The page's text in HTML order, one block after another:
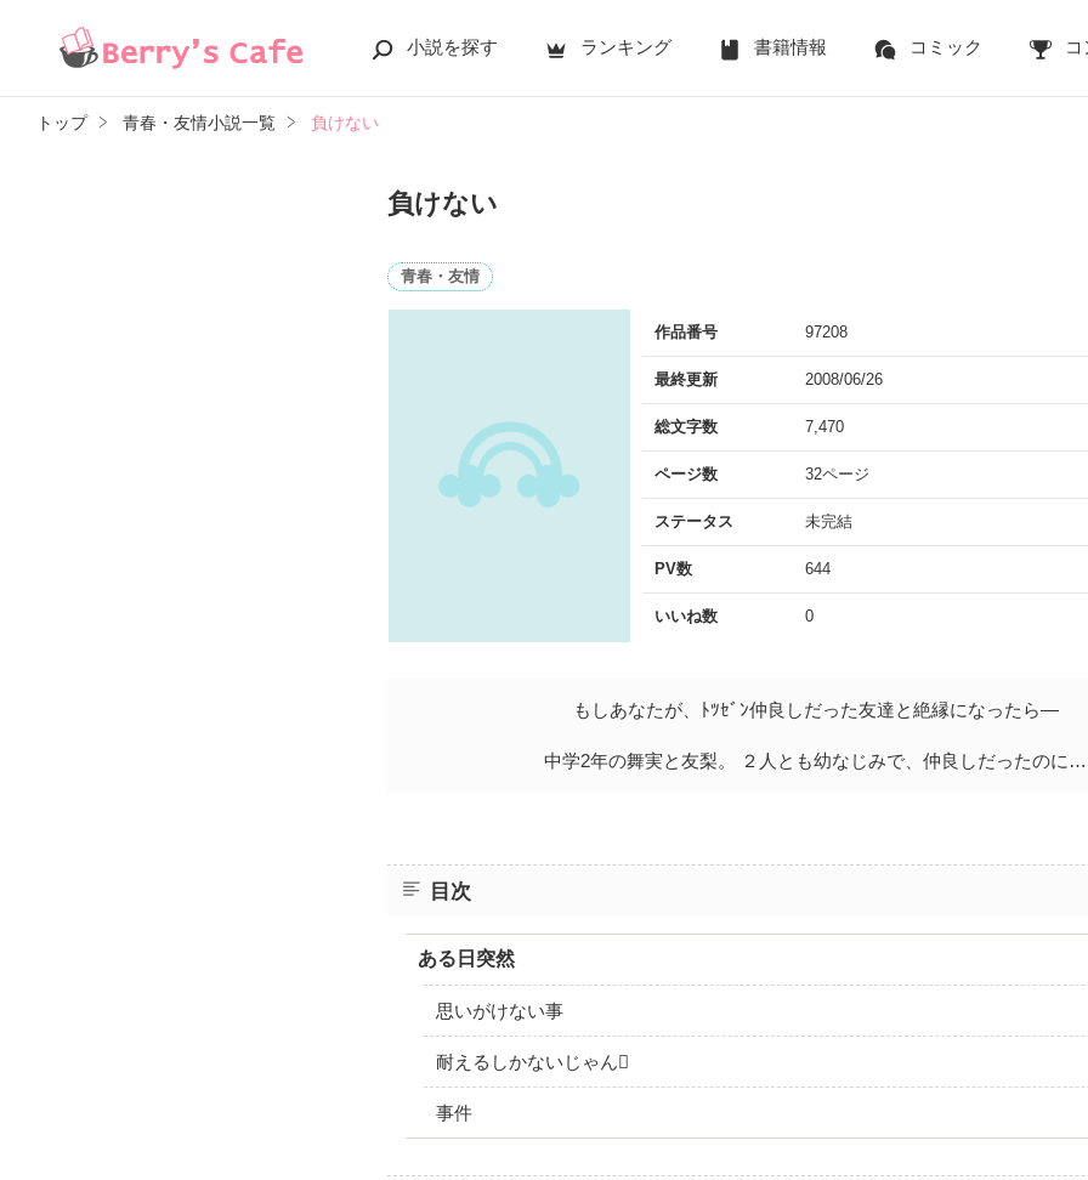
小説を探す ランキング 書籍情報 コミック コ
トップ 青春・友情小説一覧 負けない
負けない
青春・友情
作品番号 97208
最終更新 2008/06/26
総文字数 7,470
ページ数 32ページ
ステータス 未完結
PV数 644
いいね数 0
もしあなたが、ﾄﾂｾﾞﾝ仲良しだった友達と絶縁になったら―
中学2年の舞実と友梨。 ２人とも幼なじみで、仲良しだったのに…
目次
ある日突然
思いがけない事
耐えるしかないじゃん
事件